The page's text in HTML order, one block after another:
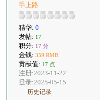
手上路
精华:0
发帖: 17
积分: 17 分
金钱:359 RMB
贡献值: 17 点
注册:2023-11-22
登录:2025-05-15
历史记录